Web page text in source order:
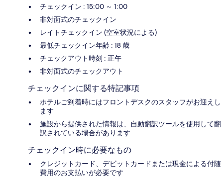
チェックイン : 15:00 ～ 1:00
非対面式のチェックイン
レイトチェックイン (空室状況による)
最低チェックイン年齢 : 18 歳
チェックアウト時刻 : 正午
非対面式のチェックアウト
チェックインに関する特記事項
ホテルご到着時にはフロントデスクのスタッフがお迎えし
ます
施設から提供された情報は、自動翻訳ツールを使用して翻
訳されている場合があります
チェックイン時に必要なもの
クレジットカード、デビットカードまたは現金による付随
費用のお支払いが必要です